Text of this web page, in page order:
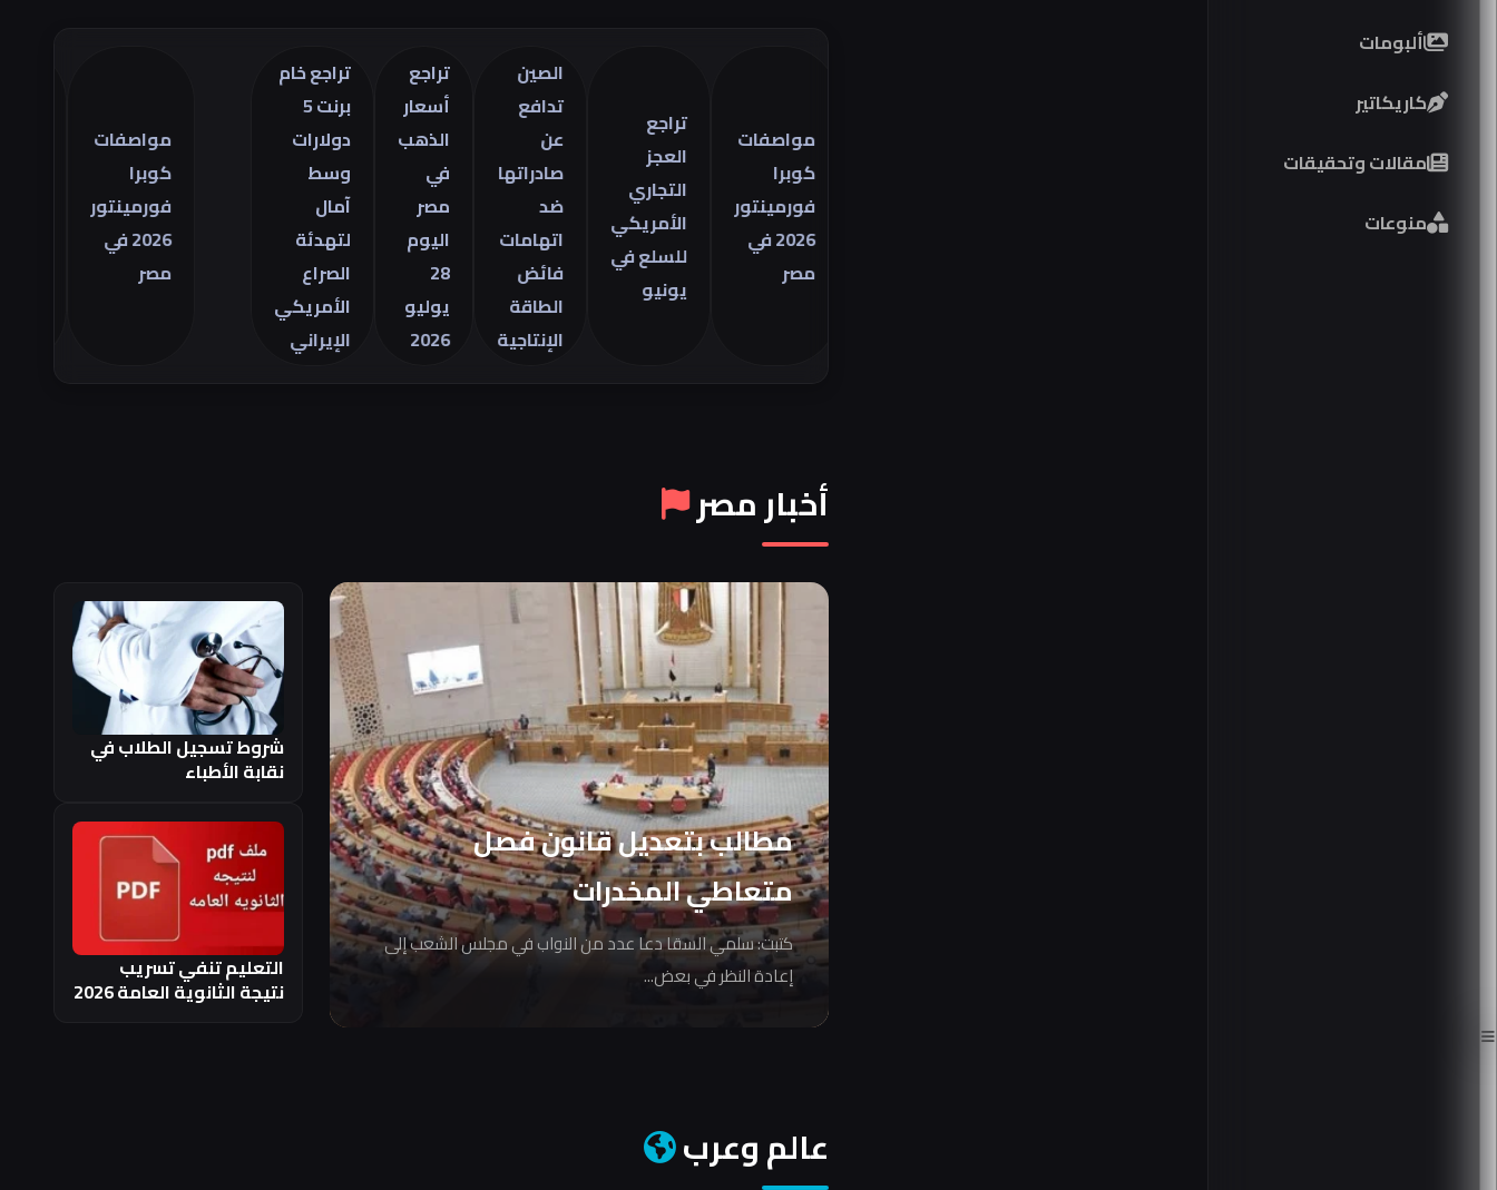
ألبومات
كاريكاتير
مقالات وتحقيقات
منوعات
مواصفات
فورمينتور
2026 في
التجاري
الأمريكي
للسلع في
صادراتها
اتهامات
فائض
الطاقة
الإنتاجية
الذهب
في
2026
تراجع خام
دولارات
لتهدئة
الأمريكي
الإيراني
مواصفات
فورمينتور
2026 في
الأمريكي
أخبار مصر
مطالب بتعديل قانون فصل
متعاطي المخدرات
كتبت: سلمي السقا دعا عدد من النواب في مجلس الشعب إلى
إعادة النظر في بعض...
شروط تسجيل الطلاب في
نقابة الأطباء
التعليم تنفي تسريب
نتيجة الثانوية العامة 2026
عالم وعرب